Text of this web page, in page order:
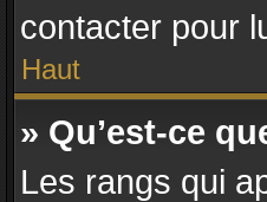
contacter pour
Haut
» Qu’est-ce
Les rangs qui